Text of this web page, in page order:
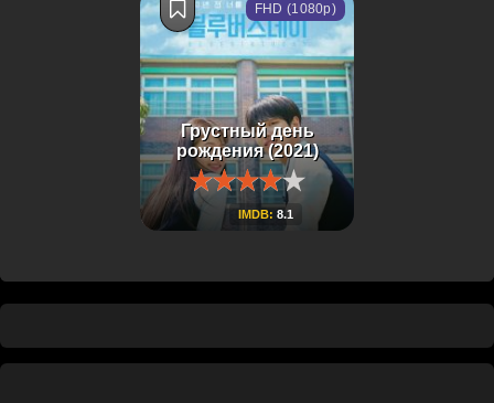
Грустный день
рождения (2021)
IMDB: 8.1
FHD (1080p)